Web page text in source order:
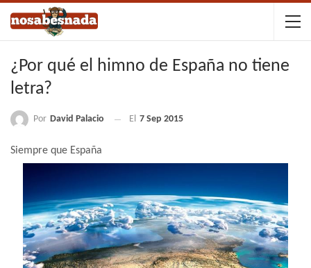
¿Por qué el himno de España no tiene
letra?
Por David Palacio El 7 Sep 2015
Siempre que España